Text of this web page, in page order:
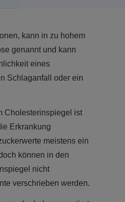
kann in zu hohem
genannt und kann
eines
Schlaganfall oder ein
Cholesterinspiegel ist
Erkrankung
meistens ein
können in den
nicht
verschrieben werden.